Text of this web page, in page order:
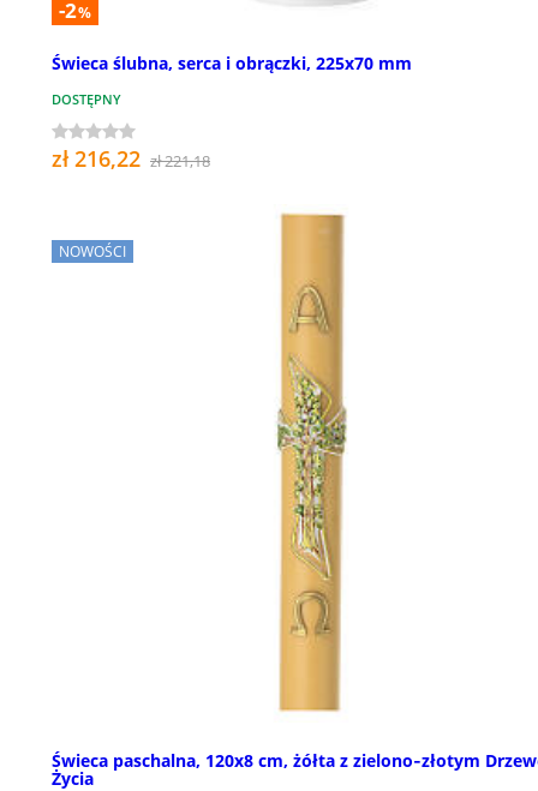
-2%
Świeca ślubna, serca i obrączki, 225x70 mm
DOSTĘPNY
zł 216,22 zł 221,18
NOWOŚCI
Świeca paschalna, 120x8 cm, żółta z zielono‑złotym
Życia